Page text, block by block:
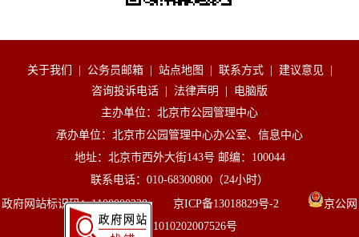
关于我们 公务员邮箱 站点地图 联系方式 建议意见
咨询投诉电话
法律声明
电脑版
主办单位：北京市公园管理中心
承办单位：北京市公园管理中心办公室、信息中心
地址：北京市西外大街143号 邮编：100044
联系电话：010-68300800（24小时）
政府网站标识码：1100000238 京ICP备13018829号-2
京公网
安备 11010202007526号